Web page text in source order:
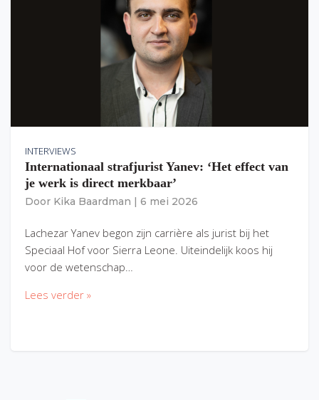
INTERVIEWS
Internationaal strafjurist Yanev: ‘Het effect van
je werk is direct merkbaar’
Door Kika Baardman 6 mei 2026
Lachezar Yanev begon zijn carrière als jurist bij het
Speciaal Hof voor Sierra Leone. Uiteindelijk koos hij
voor de wetenschap…
Lees verder »